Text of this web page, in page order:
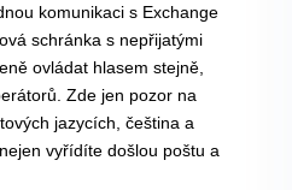
komunikaci s Exchange
schránka s nepřijatými
ovládat hlasem stejně,
Zde jen pozor na
jazycích, čeština a
vyřídíte došlou poštu a